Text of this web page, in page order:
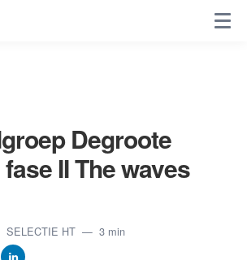
Degroote
II The waves
SELECTIE HT
3 min